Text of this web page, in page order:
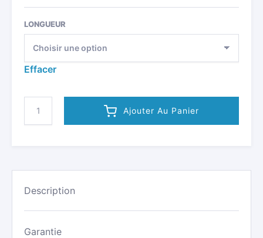
LONGUEUR
Effacer
CÂBLE
N
FEMELLE
Ajouter Au Panier
Description
Garantie